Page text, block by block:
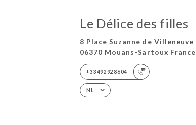
Le Délice des filles
8 Place Suzanne de Villeneuve
06370 Mouans-Sartoux France
+33492928604
NL